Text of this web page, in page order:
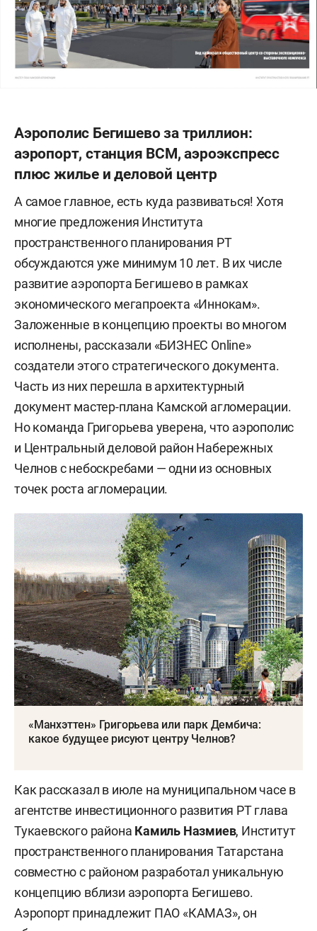
протяженностью 3 километра.
В Челнах заложен новый километровый мост в
старый город, дополнительные въезды/выезды
12 километров.
Аэрополис Бегишево за триллион:
аэропорт, станция ВСМ, аэроэкспресс
плюс жилье и деловой центр
А самое главное, есть куда развиваться! Хотя
многие предложения Института
пространственного планирования РТ
обсуждаются уже минимум 10 лет. В их числе
развитие аэропорта Бегишево в рамках
экономического мегапроекта «Иннокам».
Заложенные в концепцию проекты во многом
исполнены, рассказали «БИЗНЕС Online»
создатели этого стратегического документа.
Часть из них перешла в архитектурный
документ мастер-плана Камской агломерации.
Но команда Григорьева уверена, что аэрополис
и Центральный деловой район Набережных
Челнов с небоскребами — одни из основных
точек роста агломерации.
«Манхэттен» Григорьева или парк Дембича:
какое будущее рисуют центру Челнов?
Как рассказал в июле на муниципальном часе в
агентстве инвестиционного развития РТ глава
Тукаевского района Камиль Назмиев, Институт
пространственного планирования Татарстана
совместно с районом разработал уникальную
концепцию вблизи аэропорта Бегишево.
Аэропорт принадлежит ПАО «КАМАЗ», он